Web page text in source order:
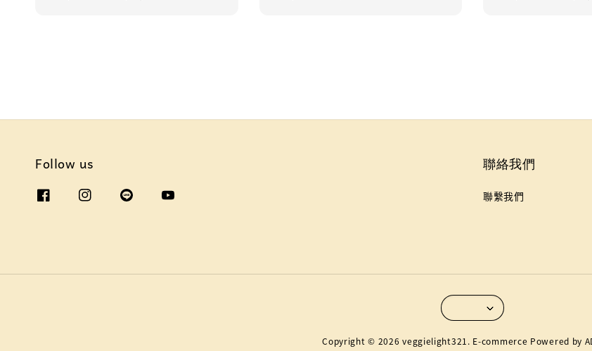
Follow us 聯絡我們
聯繫我們
Copyright © 2026 veggielight321. E-commerce Powered by